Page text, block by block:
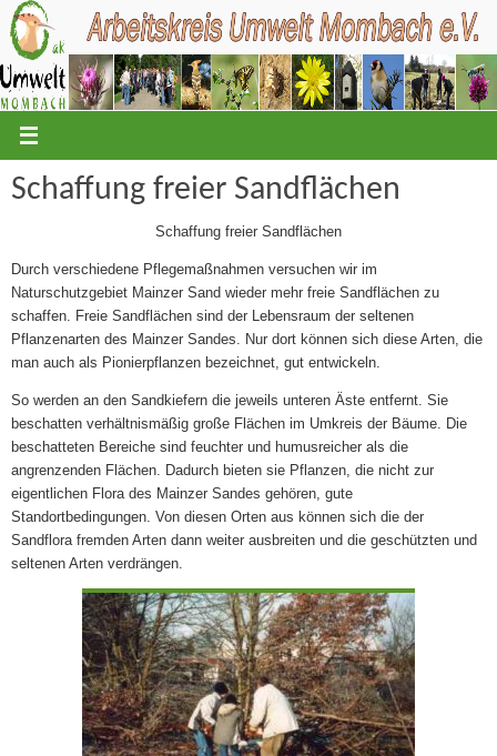
Zum
Inhalt
springen
Schaffung freier Sandflächen
Schaffung freier Sandflächen
Durch verschiedene Pflegemaßnahmen versuchen wir im
Naturschutzgebiet Mainzer Sand wieder mehr freie Sandflächen zu
schaffen. Freie Sandflächen sind der Lebensraum der seltenen
Pflanzenarten des Mainzer Sandes. Nur dort können sich diese Arten, die
man auch als Pionierpflanzen bezeichnet, gut entwickeln.
So werden an den Sandkiefern die jeweils unteren Äste entfernt. Sie
beschatten verhältnismäßig große Flächen im Umkreis der Bäume. Die
beschatteten Bereiche sind feuchter und humusreicher als die
angrenzenden Flächen. Dadurch bieten sie Pflanzen, die nicht zur
eigentlichen Flora des Mainzer Sandes gehören, gute
Standortbedingungen. Von diesen Orten aus können sich die der
Sandflora fremden Arten dann weiter ausbreiten und die geschützten und
seltenen Arten verdrängen.